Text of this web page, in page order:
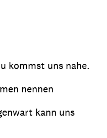
kommst uns nahe.
nennen
kann uns